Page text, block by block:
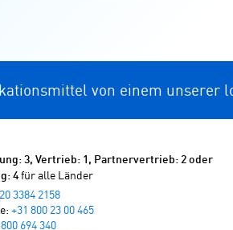
von einem unserer
3, Vertrieb: 1, Partnervertrieb: 2 oder
4für alle Länder
3384 2158
+31 800 23 00 465
694 340